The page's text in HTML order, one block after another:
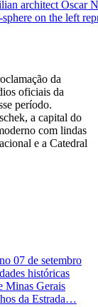
da
oficiais da
período.
a capital do
com lindas
e a Catedral
07 de setembro
históricas
Minas Gerais
da Estrada…